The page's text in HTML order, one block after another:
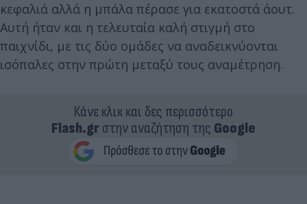
κεφαλιά αλλά η μπάλα πέρασε για εκατοστά άουτ.
Αυτή ήταν και η τελευταία καλή στιγμή στο
παιχνίδι, με τις δύο ομάδες να αναδεικνύονται
ισόπαλες στην πρώτη μεταξύ τους αναμέτρηση.
Κάνε κλικ και δες περισσότερο
Flash.grστην αναζήτηση της Google